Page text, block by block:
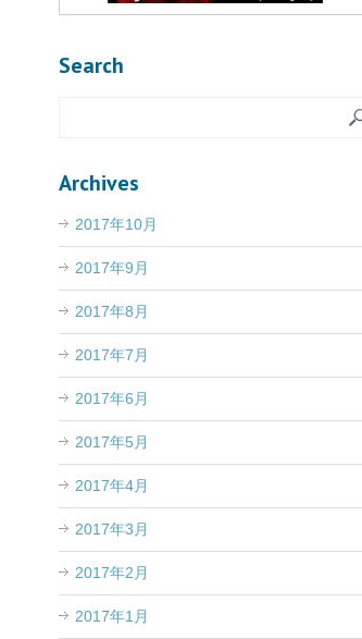
Search
Archives
2017年10月
2017年9月
2017年8月
2017年7月
2017年6月
2017年5月
2017年4月
2017年3月
2017年2月
2017年1月